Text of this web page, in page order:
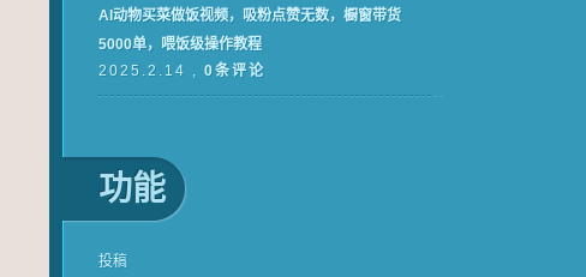
AI动物买菜做饭视频，吸粉点赞无数，橱窗带货
5000单，喂饭级操作教程
2025.2.14 , 0条评论
功能
投稿